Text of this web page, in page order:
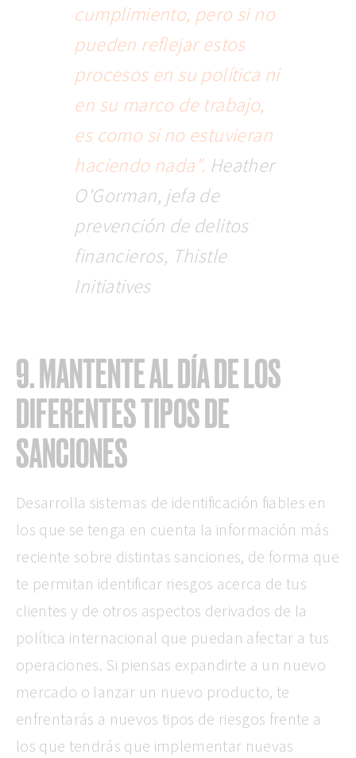
cumplimiento, pero si no
pueden reflejar estos
procesos en su política ni
en su marco de trabajo,
es como si no estuvieran
haciendo nada". Heather
O'Gorman, jefa de
prevención de delitos
financieros, Thistle
Initiatives
9. MANTENTE AL DÍA DE LOS
DIFERENTES TIPOS DE
SANCIONES
Desarrolla sistemas de identificación fiables en
los que se tenga en cuenta la información más
reciente sobre distintas sanciones, de forma que
te permitan identificar riesgos acerca de tus
clientes y de otros aspectos derivados de la
política internacional que puedan afectar a tus
operaciones. Si piensas expandirte a un nuevo
mercado o lanzar un nuevo producto, te
enfrentarás a nuevos tipos de riesgos frente a
los que tendrás que implementar nuevas